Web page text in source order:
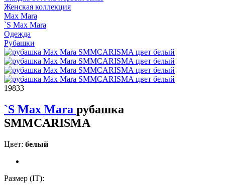
Женская коллекция
Max Mara
`S Max Mara
Одежда
Рубашки
19833
`S Max Mara рубашка
SMMCARISMA
Цвет: белый
Размер (IT):